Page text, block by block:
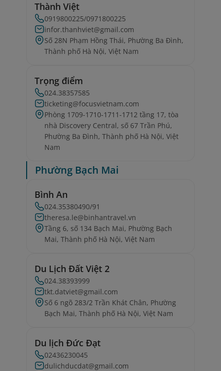
Thành Việt
0919800225/0971800225
infor.thanhviet@gmail.com
Số 28N Phạm Hồng Thái, Phường Ba Đình,
Thành phố Hà Nội, Việt Nam
Trọng điểm
024.38357585
ticketing@focusvietnam.com
Phòng 1709-1710-1711-1712 tầng 17, tòa
nhà Discovery Central, số 67 Trần Phú,
Phường Ba Đình, Thành phố Hà Nội, Việt
Nam
Phường Bạch Mai
Bình An
024.35380490/91
theresa.le@binhantravel.vn
Tầng 6, số 134 Bạch Mai, Phường Bạch
Mai, Thành phố Hà Nội, Việt Nam
Du Lịch Đất Việt 2
024.38393999
tkt.datviet@gmail.com
Số 6 ngõ 283/2 Trần Khát Chân, Phường
Bạch Mai, Thành phố Hà Nội, Việt Nam
Du lịch Đức Đạt
02436230045
dulichducdat@gmail.com